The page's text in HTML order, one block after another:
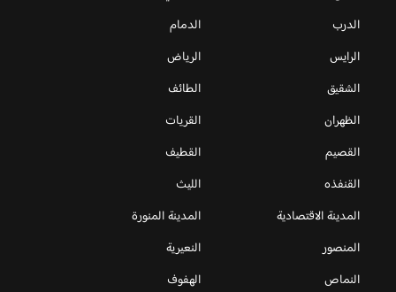
الدرب
الدمام
الرايس
الرياض
الشقيق
الطائف
الظهران
القريات
القصيم
القطيف
القنفذه
الليث
المدينة الاقتصادية
المدينة المنورة
المنصور
النعيرية
النماص
الهفوف